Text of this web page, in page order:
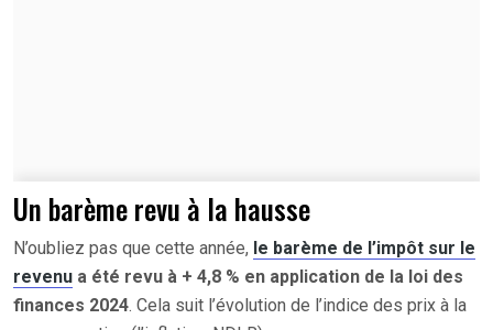
Un barème revu à la hausse
N’oubliez pas que cette année, le barème de l’impôt sur le
revenu a été revu à + 4,8 % en application de la loi des
finances 2024. Cela suit l’évolution de l’indice des prix à la